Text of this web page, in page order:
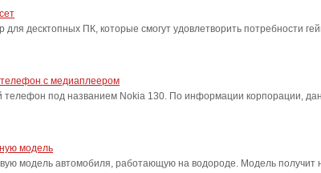
для десктопных ПК, которые смогут удовлетворить потребности
с медиаплеером
телефон под названием Nokia 130. По информации корпорации,
модель
модель автомобиля, работающую на водороде. Модель получит